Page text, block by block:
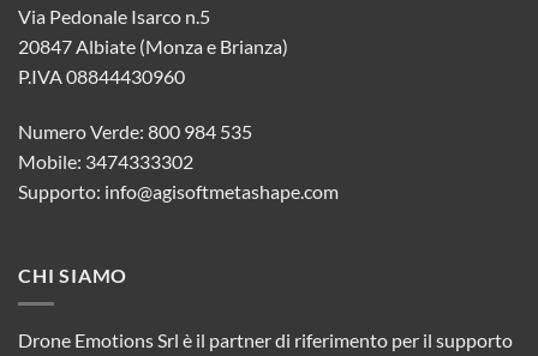
Via Pedonale Isarco n.5
20847 Albiate (Monza e Brianza)
P.IVA 08844430960
Numero Verde: 800 984 535
Mobile: 3474333302
Supporto: info@agisoftmetashape.com
CHI SIAMO
Drone Emotions Srl è il partner di riferimento per il supporto